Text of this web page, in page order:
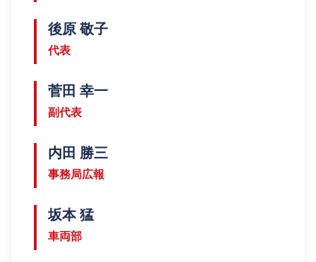
後原 敬子
代表
菅田 幸一
副代表
内田 勝三
事務局広報
坂本 猛
車両部